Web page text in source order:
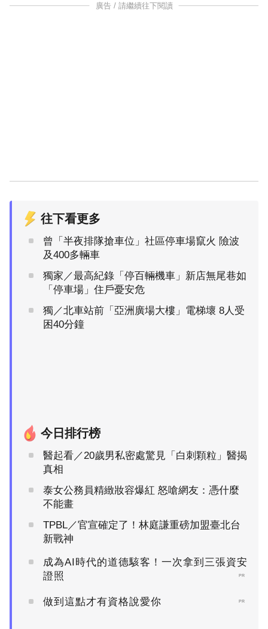
廣告 / 請繼續往下閱讀
往下看更多
曾「半夜排隊搶車位」社區停車場竄火 險波
及400多輛車
獨家／最高紀錄「停百輛機車」新店無尾巷如
「停車場」住戶憂安危
獨／北車站前「亞洲廣場大樓」電梯壞 8人受
困40分鐘
今日排行榜
醫起看／20歲男私密處驚見「白刺顆粒」醫揭
真相
泰女公務員精緻妝容爆紅 怒嗆網友：憑什麼
不能畫
TPBL／官宣確定了！林庭謙重磅加盟臺北台
新戰神
成為AI時代的道德駭客！一次拿到三張資安
證照
PR
做到這點才有資格說愛你 PR